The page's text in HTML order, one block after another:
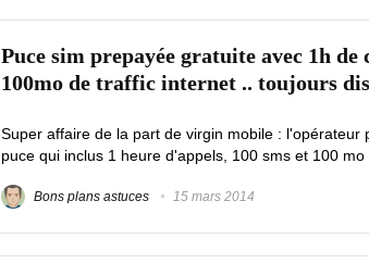
Puce sim prepayée gratuite avec 1h
100mo de traffic internet .. toujours
Super affaire de la part de virgin mobile : l'opérateur
puce qui inclus 1 heure d'appels, 100 sms et 100 mo
Bons plans astuces 15 mars 2014